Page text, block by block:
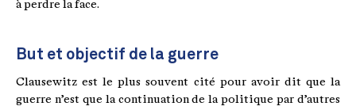
à perdre la face.
But et objectif de la guerre
Clausewitz est le plus souvent cité pour avoir dit que la
guerre n’est que la continuation de la politique par d’autres